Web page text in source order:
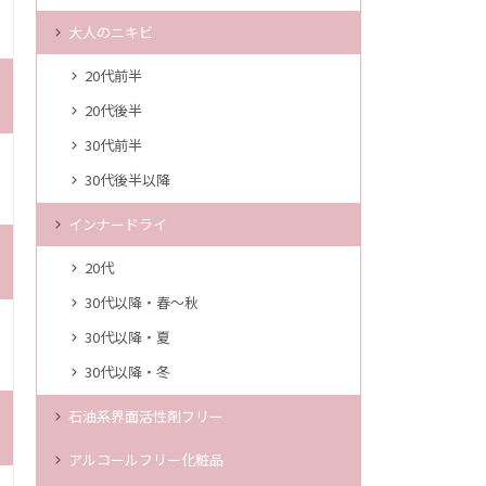
大人のニキビ
20代前半
20代後半
30代前半
30代後半以降
インナードライ
20代
30代以降・春～秋
30代以降・夏
30代以降・冬
石油系界面活性剤フリー
アルコールフリー化粧品